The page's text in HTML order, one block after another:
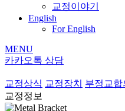
교정이야기
English
For English
MENU
카카오톡 상담
교정상식 교정장치 부정교합
교정정보